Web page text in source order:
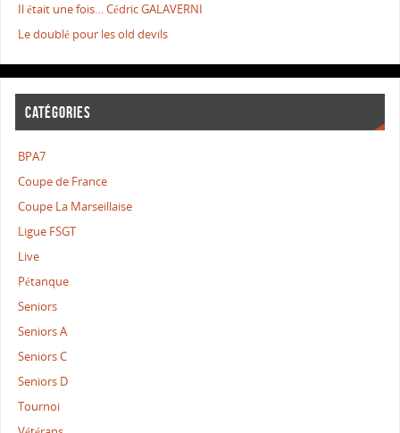
Il était une fois… Cédric GALAVERNI
Le doublé pour les old devils
CATÉGORIES
BPA7
Coupe de France
Coupe La Marseillaise
Ligue FSGT
Live
Pétanque
Seniors
Seniors A
Seniors C
Seniors D
Tournoi